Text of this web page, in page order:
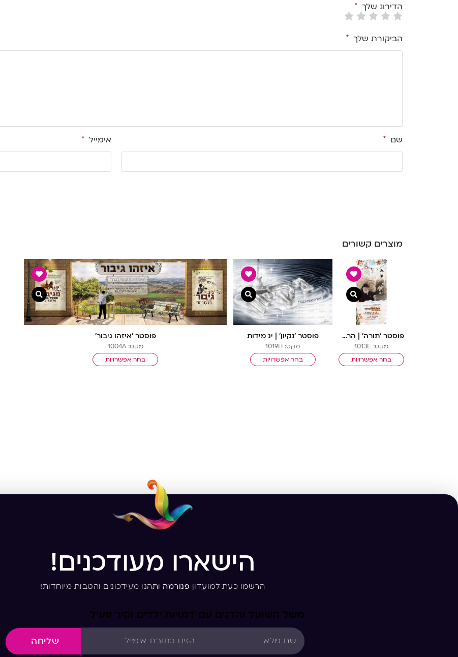
הדירוג שלך *
הביקורת שלך *
שם * אימייל *
מוצרים קשורים
פוסטר ‘תורה’ | הרב שך
מקט: 1013E
בחר אפשרויות
צפייה מהירה
פוסטר ‘נקיון’ | יג מידות
מקט: 1019H
בחר אפשרויות
צפייה מהירה
פוסטר ‘איזהו גיבור’
מקט: 1004A
בחר אפשרויות
צפייה מהירה
הישארו מעודכנים!
הרשמו כעת למועדון פנורמה ותהנו מעידכונים והטבות מיוחדות!
משל השועל והדגים עם דמויות ילדים וקיר פעיל
שליחה